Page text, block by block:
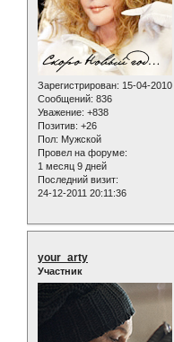
Зарегистрирован: 15-04-2010
Сообщений: 836
Уважение: +838
Позитив: +26
Пол: Мужской
Провел на форуме:
1 месяц 9 дней
Последний визит:
24-12-2011 20:11:36
your_arty
Участник